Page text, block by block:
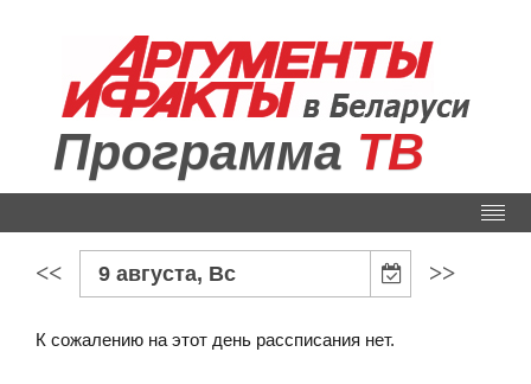
Программа ТВ
<< 9 августа, Вс >>
К сожалению на этот день рассписания нет.